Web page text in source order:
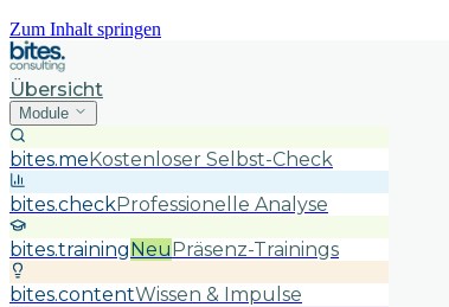
Zum Inhalt springen
Übersicht
Module
bites.meKostenloser Selbst-Check
bites.checkProfessionelle Analyse
bites.trainingNeuPräsenz-Trainings
bites.contentWissen & Impulse